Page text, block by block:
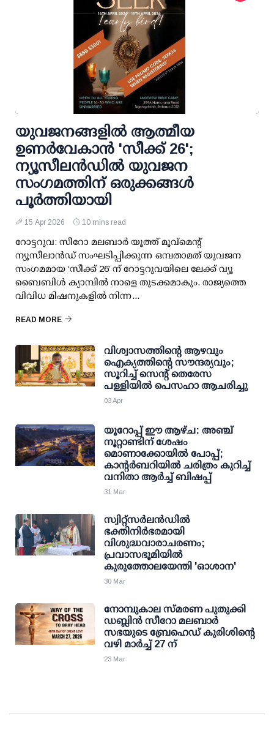
യുവജനങ്ങളിൽ ആത്മീയ
ഉണർവേകാൻ 'സീക്ക് 26';
ന്യൂസീലൻഡിൽ യുവജന
സംഗമത്തിന് ഒരുക്കങ്ങൾ
പൂർത്തിയായി
15 Apr 2026 10 mins read
റോട്ടറുവ: സീറോ മലബാർ യൂത്ത് മൂവ്മെന്റ്
ന്യൂസീലാൻഡ് സംഘടിപ്പിക്കുന്ന ഒമ്പതാമത് യുവജന
സംഗമമായ ‘സീക്ക് 26’ ന് റോട്ടറുവയിലെ ലേക്ക് വ്യൂ
ബൈബിൾ ക്യാമ്പിൽ നാളെ തുടക്കമാകും. രാജ്യത്തെ
വിവിധ മിഷനുകളിൽ നിന്ന...
READ MORE
വിശ്വാസത്തിന്റെ ആഴവും
ഐക്യത്തിന്റെ സൗന്ദര്യവും;
സൂറിച്ച് സെന്റ് തെരേസ
പള്ളിയിൽ പെസഹാ ആചരിച്ചു
03 Apr
യൂറോപ്പ് ഈ ആഴ്ച: അഞ്ച്
നൂറ്റാണ്ടിന് ശേഷം
മൊണാക്കോയിൽ പോപ്പ്;
കാന്റർബറിയിൽ ചരിത്രം കുറിച്ച്
വനിതാ ആർച്ച് ബിഷപ്പ്
31 Mar
സ്വിറ്റ്‌സർലൻഡിൽ
ഭക്തിനിർഭരമായി
വിശുദ്ധവാരാചരണം;
പ്രവാസഭൂമിയിൽ
കുരുത്തോലയേന്തി 'ഓശാന'
30 Mar
നോമ്പുകാല സ്മരണ പുതുക്കി
ഡബ്ലിൻ സീറോ മലബാർ
സഭയുടെ ബ്രേഹെഡ് കുരിശിന്റെ
വഴി മാർച്ച് 27 ന്
23 Mar